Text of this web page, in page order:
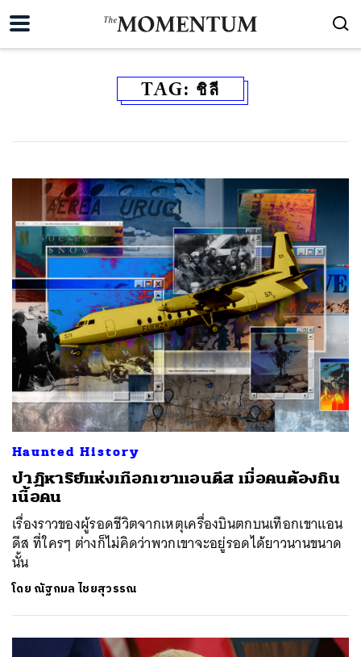
TAG: ชิลี
Haunted History
ปาฏิหาริย์แห่งเทือกเขาแอนดีส เมื่อคนต้องกิน
เนื้อคน
เรื่องราวของผู้รอดชีวิตจากเหตุเครื่องบินตกบนเทือกเขาแอน
ดีส ที่ใครๆ ต่างก็ไม่คิดว่าพวกเขาจะอยู่รอดได้ยาวนานขนาด
นั้น
โดย ณัฐกมล ไชยสุวรรณ